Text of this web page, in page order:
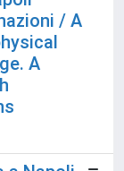
/ A
A